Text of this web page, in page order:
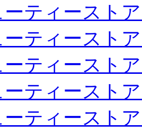
ーティースト
ーティースト
ーティースト
ーティースト
ーティースト